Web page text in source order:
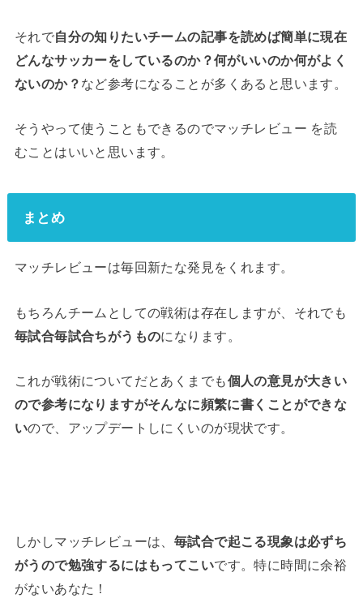
それで自分の知りたいチームの記事を読めば簡単に現在
どんなサッカーをしているのか？何がいいのか何がよく
ないのか？ など参考になることが多くあると思います。
そうやって使うこともできるのでマッチレビュー を読
むことはいいと思います。
まとめ
マッチレビューは毎回新たな発見をくれます。
もちろんチームとしての戦術は存在しますが、それでも
毎試合毎試合ちがうものになります。
これが戦術についてだとあくまでも個人の意見が大きい
ので参考になりますがそんなに頻繁に書くことができな
いので、アップデートしにくいのが現状です。
しかしマッチレビューは、 毎試合で起こる現象は必ずち
がうので勉強するにはもってこいです。特に時間に余裕
がないあなた！